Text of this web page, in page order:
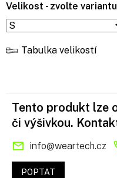
Velikost - zvolte variantu
Tabulka velikostí
Tento produkt lze
či výšivkou.
info@weartech.cz
POPTAT